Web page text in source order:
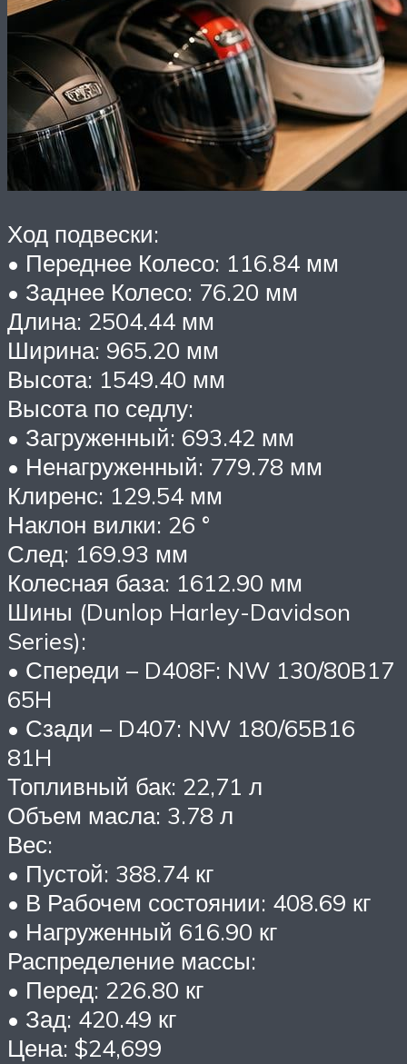
Ход подвески:
• Переднее Колесо: 116.84 мм
• Заднее Колесо: 76.20 мм
Длина: 2504.44 мм
Ширина: 965.20 мм
Высота: 1549.40 мм
Высота по седлу:
• Загруженный: 693.42 мм
• Ненагруженный: 779.78 мм
Клиренс: 129.54 мм
Наклон вилки: 26 °
След: 169.93 мм
Колесная база: 1612.90 мм
Шины (Dunlop Harley-Davidson
Series):
• Спереди – D408F: NW 130/80B17
65H
• Сзади – D407: NW 180/65B16
81H
Топливный бак: 22,71 л
Объем масла: 3.78 л
Вес:
• Пустой: 388.74 кг
• В Рабочем состоянии: 408.69 кг
• Нагруженный 616.90 кг
Распределение массы:
• Перед: 226.80 кг
• Зад: 420.49 кг
Цена: $24,699